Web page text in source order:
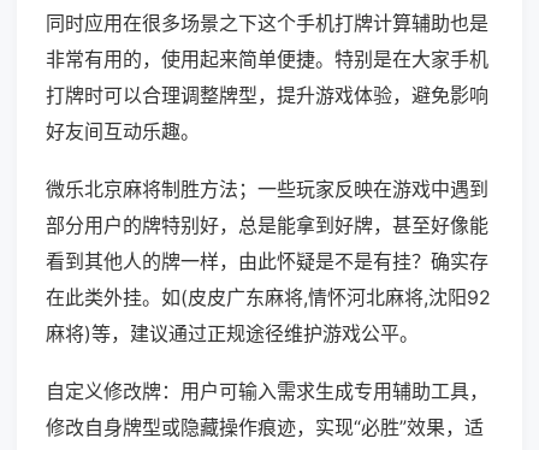
同时应用在很多场景之下这个手机打牌计算辅助也是
非常有用的，使用起来简单便捷。特别是在大家手机
打牌时可以合理调整牌型，提升游戏体验，避免影响
好友间互动乐趣。
微乐北京麻将制胜方法；一些玩家反映在游戏中遇到
部分用户的牌特别好，总是能拿到好牌，甚至好像能
看到其他人的牌一样，由此怀疑是不是有挂？确实存
在此类外挂。如(皮皮广东麻将,情怀河北麻将,沈阳92
麻将)等，建议通过正规途径维护游戏公平。
自定义修改牌：用户可输入需求生成专用辅助工具，
修改自身牌型或隐藏操作痕迹，实现“必胜”效果，适